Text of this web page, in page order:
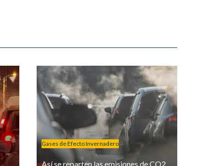
Gases de Efecto Invernadero
Así se reparten las emisiones de CO2